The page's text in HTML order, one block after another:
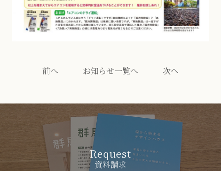
前へ お知らせ一覧へ 次へ
Request
資料請求